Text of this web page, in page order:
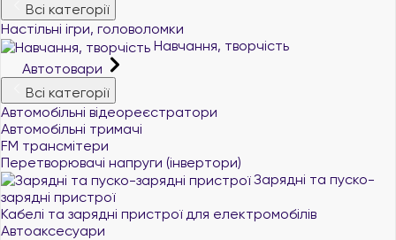
Всі категорії
Настільні ігри, головоломки
Навчання, творчість
Автотовари
Всі категорії
Автомобільні відеореєстратори
Автомобільні тримачі
FM трансмітери
Перетворювачі напруги (інвертори)
Зарядні та пуско-
зарядні пристрої
Кабелі та зарядні пристрої для електромобілів
Автоаксесуари
+380 (96) 521 33 21
+380 (73) 521 33 21